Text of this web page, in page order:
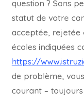
question ? Sans
statut de votre
acceptée, rejetée
écoles indiquées
https://
de problème,
courant –